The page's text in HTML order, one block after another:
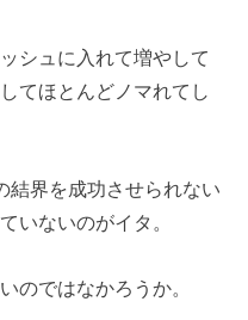
シュに入れて増やして
てほとんどノマれてし
結界を成功させられない
いないのがイタ。
のではなかろうか。